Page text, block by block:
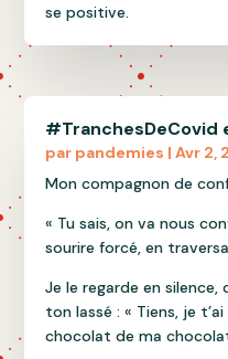
se positive.
#TranchesDeCovid
par pandemies |Avr 2,
Mon compagnon de
« Tu sais, on va nous
sourire forcé, en
Je le regarde en
ton lassé : « Tiens, je
chocolat de ma